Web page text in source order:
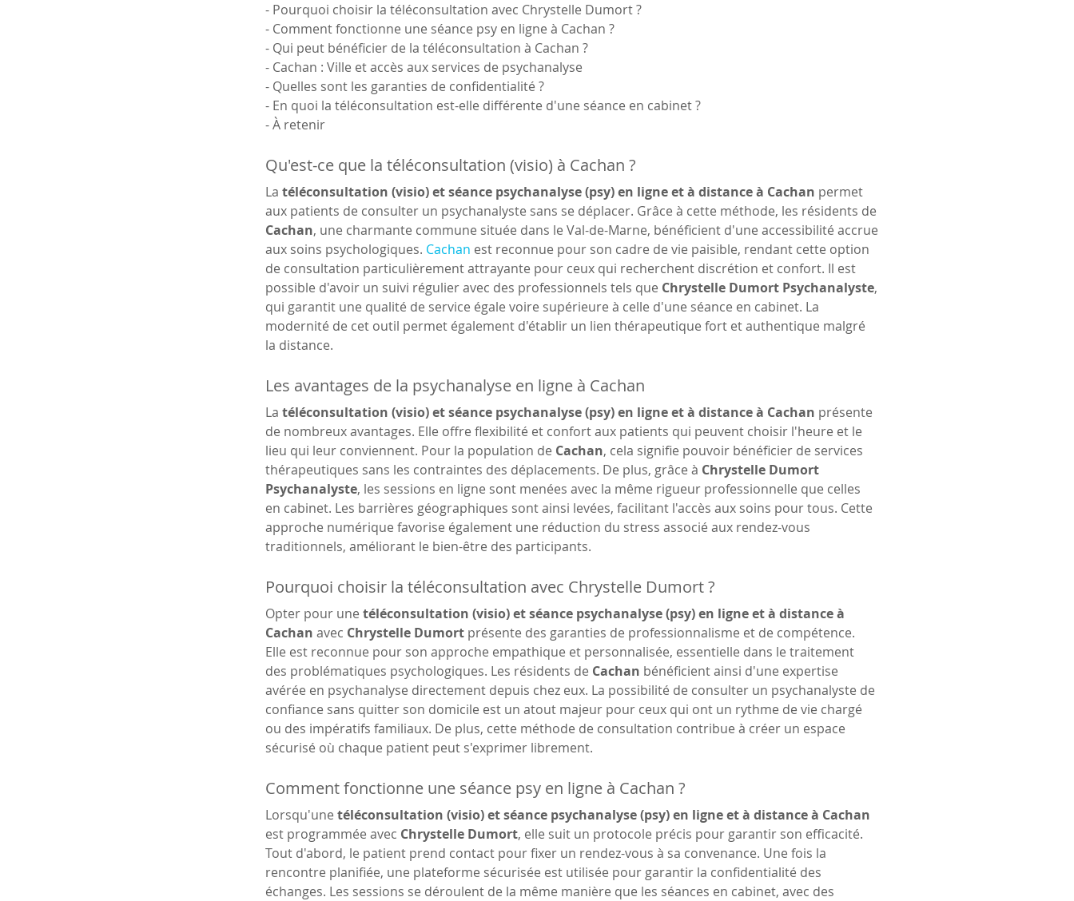
- Pourquoi choisir la téléconsultation avec Chrystelle Dumort ?
- Comment fonctionne une séance psy en ligne à Cachan ?
- Qui peut bénéficier de la téléconsultation à Cachan ?
- Cachan : Ville et accès aux services de psychanalyse
- Quelles sont les garanties de confidentialité ?
- En quoi la téléconsultation est-elle différente d'une séance en cabinet ?
- À retenir
Qu'est-ce que la téléconsultation (visio) à Cachan ?
La téléconsultation (visio) et séance psychanalyse (psy) en ligne et à distance à Cachan permet
aux patients de consulter un psychanalyste sans se déplacer. Grâce à cette méthode, les résidents de
Cachan, une charmante commune située dans le Val-de-Marne, bénéficient d'une accessibilité accrue
aux soins psychologiques. Cachan est reconnue pour son cadre de vie paisible, rendant cette option
de consultation particulièrement attrayante pour ceux qui recherchent discrétion et confort. Il est
possible d'avoir un suivi régulier avec des professionnels tels que Chrystelle Dumort Psychanalyste,
qui garantit une qualité de service égale voire supérieure à celle d'une séance en cabinet. La
modernité de cet outil permet également d'établir un lien thérapeutique fort et authentique malgré
la distance.
Les avantages de la psychanalyse en ligne à Cachan
La téléconsultation (visio) et séance psychanalyse (psy) en ligne et à distance à Cachan présente
de nombreux avantages. Elle offre flexibilité et confort aux patients qui peuvent choisir l'heure et le
lieu qui leur conviennent. Pour la population de Cachan, cela signifie pouvoir bénéficier de services
thérapeutiques sans les contraintes des déplacements. De plus, grâce à Chrystelle Dumort
Psychanalyste, les sessions en ligne sont menées avec la même rigueur professionnelle que celles
en cabinet. Les barrières géographiques sont ainsi levées, facilitant l'accès aux soins pour tous. Cette
approche numérique favorise également une réduction du stress associé aux rendez-vous
traditionnels, améliorant le bien-être des participants.
Pourquoi choisir la téléconsultation avec Chrystelle Dumort ?
Opter pour une téléconsultation (visio) et séance psychanalyse (psy) en ligne et à distance à
Cachan avec Chrystelle Dumort présente des garanties de professionnalisme et de compétence.
Elle est reconnue pour son approche empathique et personnalisée, essentielle dans le traitement
des problématiques psychologiques. Les résidents de Cachan bénéficient ainsi d'une expertise
avérée en psychanalyse directement depuis chez eux. La possibilité de consulter un psychanalyste de
confiance sans quitter son domicile est un atout majeur pour ceux qui ont un rythme de vie chargé
ou des impératifs familiaux. De plus, cette méthode de consultation contribue à créer un espace
sécurisé où chaque patient peut s'exprimer librement.
Comment fonctionne une séance psy en ligne à Cachan ?
Lorsqu'une téléconsultation (visio) et séance psychanalyse (psy) en ligne et à distance à Cachan
est programmée avec Chrystelle Dumort, elle suit un protocole précis pour garantir son efficacité.
Tout d'abord, le patient prend contact pour fixer un rendez-vous à sa convenance. Une fois la
rencontre planifiée, une plateforme sécurisée est utilisée pour garantir la confidentialité des
échanges. Les sessions se déroulent de la même manière que les séances en cabinet, avec des